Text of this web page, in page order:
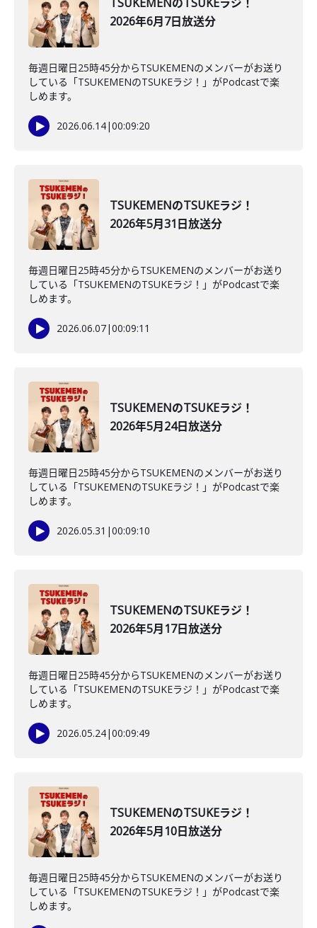
2026年6月7日放送分
毎週日曜日25時45分からTSUKEMENのメンバーがお送り
している「TSUKEMENのTSUKEラジ！」がPodcastで楽
しめます。
2026.06.14|00:09:20
TSUKEMENのTSUKEラジ！
2026年5月31日放送分
毎週日曜日25時45分からTSUKEMENのメンバーがお送り
している「TSUKEMENのTSUKEラジ！」がPodcastで楽
しめます。
2026.06.07|00:09:11
TSUKEMENのTSUKEラジ！
2026年5月24日放送分
毎週日曜日25時45分からTSUKEMENのメンバーがお送り
している「TSUKEMENのTSUKEラジ！」がPodcastで楽
しめます。
2026.05.31 |00:09:10
TSUKEMENのTSUKEラジ！
2026年5月17日放送分
毎週日曜日25時45分からTSUKEMENのメンバーがお送り
している「TSUKEMENのTSUKEラジ！」がPodcastで楽
しめます。
2026.05.24|00:09:49
TSUKEMENのTSUKEラジ！
2026年5月10日放送分
毎週日曜日25時45分からTSUKEMENのメンバーがお送り
している「TSUKEMENのTSUKEラジ！」がPodcastで楽
しめます。